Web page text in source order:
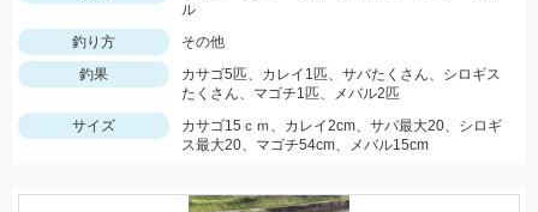
ル
釣り方
その他
釣果
カサゴ5匹、カレイ1匹、サバたくさん、シロギス
たくさん、マゴチ1匹、メバル2匹
サイズ
カサゴ15ｃｍ、カレイ2cm、サバ最大20、シロギ
ス最大20、マゴチ54cm、メバル15cm